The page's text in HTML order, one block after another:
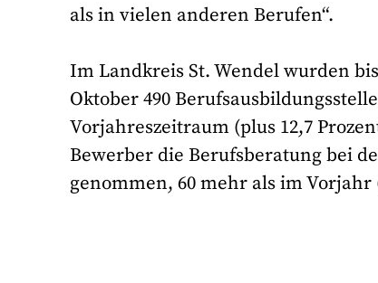
als in vielen anderen Berufen“.
Im Landkreis St. Wendel wurden
Oktober 490
Vorjahreszeitraum (plus 12,7
Bewerber die Berufsberatung bei
genommen, 60 mehr als im Vorjahr